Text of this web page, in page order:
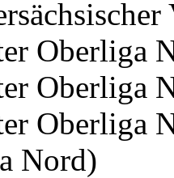
Oberliga
Oberliga
Oberliga
Nord)